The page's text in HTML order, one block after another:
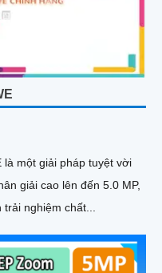
là một giải pháp tuyệt vời
trải nghiệm chất...